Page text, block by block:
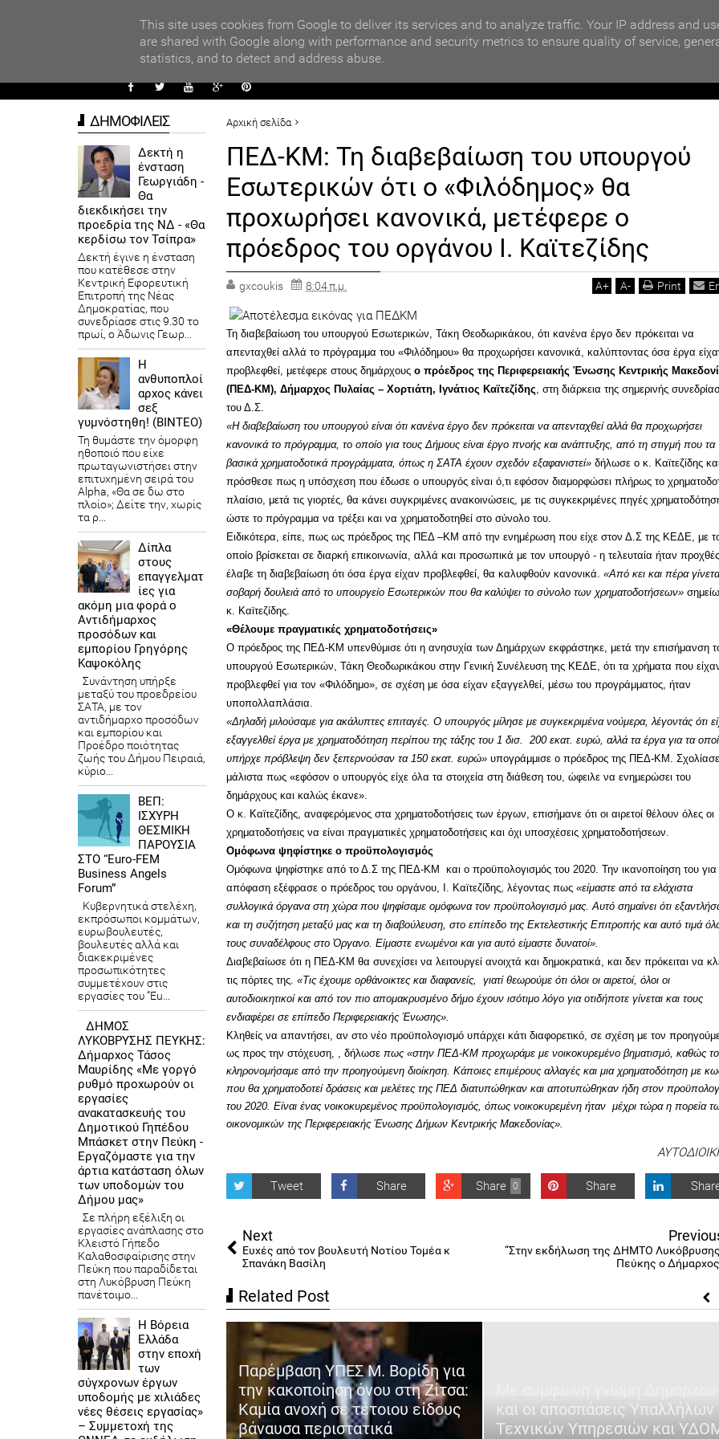
ΑΥΤΟΔΙΟΙΚΗΣΗ
Αρχική σελίδα
ΑΥΤΟΔΙΟΙΚΗΣΗ
ΠΕΔ-ΚΜ: Τη διαβεβαίωση του υπουργού Εσωτερικών ότι ο «Φιλόδημος» θα προχωρήσει κανονικά,
πρόεδρος του οργάνου Ι. Καϊτεζίδης
ΠΕΔ-ΚΜ: Τη διαβεβαίωση του υπουργού
Εσωτερικών ότι ο «Φιλόδημος» θα
προχωρήσει κανονικά, μετέφερε ο
πρόεδρος του οργάνου Ι. Καϊτεζίδης
gxcoukis 8:04 π.μ. A+ A- Print
Τη διαβεβαίωση του υπουργού Εσωτερικών, Τάκη Θεοδωρικάκου, ότι κανένα έργο δεν πρόκειται να
απενταχθεί αλλά το πρόγραμμα του «Φιλόδημου» θα προχωρήσει κανονικά, καλύπτοντας όσα έργα
προβλεφθεί, μετέφερε στους δημάρχους ο πρόεδρος της Περιφερειακής Ένωσης Κεντρικής
(ΠΕΔ-ΚΜ), Δήμαρχος Πυλαίας – Χορτιάτη, Ιγνάτιος Καϊτεζίδης, στη διάρκεια της σημερινής
του Δ.Σ.
«Η διαβεβαίωση του υπουργού είναι ότι κανένα έργο δεν πρόκειται να απενταχθεί αλλά θα προχωρήσει
κανονικά το πρόγραμμα, το οποίο για τους Δήμους είναι έργο πνοής και ανάπτυξης, από τη στιγμή που τα
βασικά χρηματοδοτικά προγράμματα, όπως η ΣΑΤΑ έχουν σχεδόν εξαφανιστεί» δήλωσε ο κ. Καϊτεζίδης
πρόσθεσε πως η υπόσχεση που έδωσε ο υπουργός είναι ό,τι εφόσον διαμορφώσει πλήρως το
πλαίσιο, μετά τις γιορτές, θα κάνει συγκριμένες ανακοινώσεις, με τις συγκεκριμένες πηγές
ώστε το πρόγραμμα να τρέξει και να χρηματοδοτηθεί στο σύνολο του.
Ειδικότερα, είπε, πως ως πρόεδρος της ΠΕΔ –ΚΜ από την ενημέρωση που είχε στον Δ.Σ της ΚΕΔΕ, με
οποίο βρίσκεται σε διαρκή επικοινωνία, αλλά και προσωπικά με τον υπουργό - η τελευταία ήταν
έλαβε τη διαβεβαίωση ότι όσα έργα είχαν προβλεφθεί, θα καλυφθούν κανονικά. «Από κει και πέρα
σοβαρή δουλειά από το υπουργείο Εσωτερικών που θα καλύψει το σύνολο των χρηματοδοτήσεων»
κ. Καϊτεζίδης.
«Θέλουμε πραγματικές χρηματοδοτήσεις»
Ο πρόεδρος της ΠΕΔ-ΚΜ υπενθύμισε ότι η ανησυχία των Δημάρχων εκφράστηκε, μετά την επισήμανση
υπουργού Εσωτερικών, Τάκη Θεοδωρικάκου στην Γενική Συνέλευση της ΚΕΔΕ, ότι τα χρήματα που
προβλεφθεί για τον «Φιλόδημο», σε σχέση με όσα είχαν εξαγγελθεί, μέσω του προγράμματος, ήταν
υποπολλαπλάσια.
«Δηλαδή μιλούσαμε για ακάλυπτες επιταγές. Ο υπουργός μίλησε με συγκεκριμένα νούμερα, λέγοντάς ότι
εξαγγελθεί έργα με χρηματοδότηση περίπου της τάξης του 1 δισ. 200 εκατ. ευρώ, αλλά τα έργα για τα
υπήρχε πρόβλεψη δεν ξεπερνούσαν τα 150 εκατ. ευρώ» υπογράμμισε ο πρόεδρος της ΠΕΔ-ΚΜ. Σχολίασε
μάλιστα πως «εφόσον ο υπουργός είχε όλα τα στοιχεία στη διάθεση του, ώφειλε να ενημερώσει του
δημάρχους και καλώς έκανε».
Ο κ. Καϊτεζίδης, αναφερόμενος στα χρηματοδοτήσεις των έργων, επισήμανε ότι οι αιρετοί θέλουν όλες οι
χρηματοδοτήσεις να είναι πραγματικές χρηματοδοτήσεις και όχι υποσχέσεις χρηματοδοτήσεων.
Ομόφωνα ψηφίστηκε ο προϋπολογισμός
Ομόφωνα ψηφίστηκε από το Δ.Σ της ΠΕΔ-ΚΜ και ο προϋπολογισμός του 2020. Την ικανοποίηση του για
απόφαση εξέφρασε ο πρόεδρος του οργάνου, Ι. Καϊτεζίδης, λέγοντας πως «είμαστε από τα ελάχιστα
συλλογικά όργανα στη χώρα που ψηφίσαμε ομόφωνα τον προϋπολογισμό μας. Αυτό σημαίνει ότι
και τη συζήτηση μεταξύ μας και τη διαβούλευση, στο επίπεδο της Εκτελεστικής Επιτροπής και αυτό τιμά
τους συναδέλφους στο Όργανο. Είμαστε ενωμένοι και για αυτό είμαστε δυνατοί».
Διαβεβαίωσε ότι η ΠΕΔ-ΚΜ θα συνεχίσει να λειτουργεί ανοιχτά και δημοκρατικά, και δεν πρόκειται να
τις πόρτες της. «Τις έχουμε ορθάνοικτες και διαφανείς, γιατί θεωρούμε ότι όλοι οι αιρετοί, όλοι οι
αυτοδιοικητικοί και από τον πιο απομακρυσμένο δήμο έχουν ισότιμο λόγο για οτιδήποτε γίνεται και τους
ενδιαφέρει σε επίπεδο Περιφερειακής Ένωσης».
Κληθείς να απαντήσει, αν στο νέο προϋπολογισμό υπάρχει κάτι διαφορετικό, σε σχέση με τον
ως προς την στόχευση, , δήλωσε πως «στην ΠΕΔ-ΚΜ προχωράμε με νοικοκυρεμένο βηματισμό, καθώς
κληρονομήσαμε από την προηγούμενη διοίκηση. Κάποιες επιμέρους αλλαγές και μια χρηματοδότηση με
που θα χρηματοδοτεί δράσεις και μελέτες της ΠΕΔ διατυπώθηκαν και αποτυπώθηκαν ήδη στον
του 2020. Είναι ένας νοικοκυρεμένος προϋπολογισμός, όπως νοικοκυρεμένη ήταν μέχρι τώρα η πορεία
οικονομικών της Περιφερειακής Ένωσης Δήμων Κεντρικής Μακεδονίας».
Tweet Share 0
Share Share
Next
Ευχές από τον βουλευτή Νοτίου Τομέα κ
Σπανάκη Βασίλη
“Στην εκδήλωση της ΔΗΜΤΟ
Πεύκης ο
Related Post
συμμετοχή
η Ημερίδα του
και του Ε.Κ.Δ.Δ.Α. για τα
επιτελικά στελέχη -
η προθεσμία
αιτήσεων
Παρέμβαση ΥΠΕΣ Μ. Βορίδη για
την κακοποίηση όνου στη Ζίτσα:
Καμία ανοχή σε τέτοιου είδους
βάναυσα περιστατικά
και οι αποσπάσεις Υπαλλήλων
Τεχνικών Υπηρεσιών και
ΔΗΜΟΦΙΛΕΙΣ
Δεκτή η
ένσταση
Γεωργιάδη -
Θα
διεκδικήσει την
προεδρία της ΝΔ - «Θα
κερδίσω τον Τσίπρα»
Δεκτή έγινε η ένσταση
που κατέθεσε στην
Κεντρική Εφορευτική
Επιτροπή της Νέας
Δημοκρατίας, που
συνεδρίασε στις 9.30 το
πρωί, ο Άδωνις Γεωρ...
Η
ανθυποπλοί
αρχος κάνει
σεξ
γυμνόστηθη! (ΒΙΝΤΕΟ)
Τη θυμάστε την όμορφη
ηθοποιό που είχε
πρωταγωνιστήσει στην
επιτυχημένη σειρά του
Alpha, «Θα σε δω στο
πλοίο»; Δείτε την, χωρίς
τα ρ...
Δίπλα
στους
επαγγελματ
ίες για
ακόμη μια φορά ο
Αντιδήμαρχος
προσόδων και
εμπορίου Γρηγόρης
Καψοκόλης
Συνάντηση υπήρξε
μεταξύ του προεδρείου
ΣΑΤΑ, με τον
αντιδήμαρχο προσόδων
και εμπορίου και
Προέδρο ποιότητας
ζωής του Δήμου Πειραιά,
κύριο...
ΒΕΠ:
ΙΣΧΥΡΗ
ΘΕΣΜΙΚΗ
ΠΑΡΟΥΣΙΑ
ΣΤΟ “Euro-FEM
Business Angels
Forum”
Κυβερνητικά στελέχη,
εκπρόσωποι κομμάτων,
ευρωβουλευτές,
βουλευτές αλλά και
διακεκριμένες
προσωπικότητες
συμμετέχουν στις
εργασίες του “Eu...
ΔΗΜΟΣ
ΛΥΚΟΒΡΥΣΗΣ ΠΕΥΚΗΣ:
Δήμαρχος Τάσος
Μαυρίδης «Με γοργό
ρυθμό προχωρούν οι
εργασίες
ανακατασκευής του
Δημοτικού Γηπέδου
Μπάσκετ στην Πεύκη -
Εργαζόμαστε για την
άρτια κατάσταση όλων
των υποδομών του
Δήμου μας»
Σε πλήρη εξέλιξη οι
εργασίες ανάπλασης στο
Κλειστό Γήπεδο
Καλαθοσφαίρισης στην
Πεύκη που παραδίδεται
στη Λυκόβρυση Πεύκη
πανέτοιμο...
Η Βόρεια
Ελλάδα
στην εποχή
των
σύγχρονων έργων
υποδομής με χιλιάδες
νέες θέσεις εργασίας»
– Συμμετοχή της
This site uses cookies from Google to deliver its services and to analyze traffic. Your IP address and
are shared with Google along with performance and security metrics to ensure quality of service,
statistics, and to detect and address abuse.